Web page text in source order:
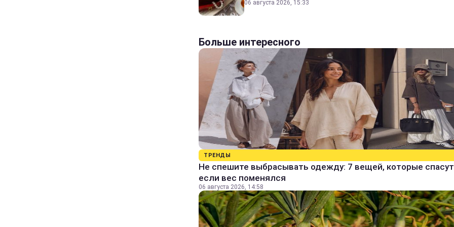
06 августа 2026, 15:33
Больше интересного
ТРЕНДЫ
Не спешите выбрасывать одежду: 7 вещей, которые
если вес поменялся
06 августа 2026, 14:58